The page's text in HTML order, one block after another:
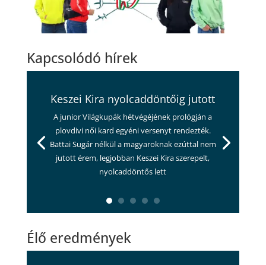
Kapcsolódó hírek
Keszei Kira nyolcaddöntőig jutott
A junior Világkupák hétvégéjének prológján a
plovdivi női kard egyéni versenyt rendezték.
Battai Sugár nélkül a magyaroknak ezúttal nem
jutott érem, legjobban Keszei Kira szerepelt,
nyolcaddöntős lett
Élő eredmények